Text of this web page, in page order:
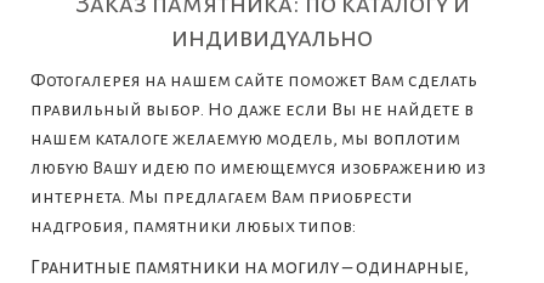
индивидуально
Фотогалерея на нашем сайте поможет Вам сделать
правильный выбор. Но даже если Вы не найдете в
нашем каталоге желаемую модель, мы воплотим
любую Вашу идею по имеющемуся изображению из
интернета. Мы предлагаем Вам приобрести
надгробия, памятники любых типов:
Гранитные памятники на могилу – одинарные,